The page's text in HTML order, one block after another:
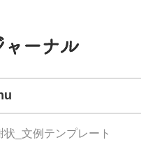
料
テ
プ
状_文例テンプレート